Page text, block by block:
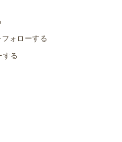
は難しい…というファミリ
っぴりプラスして楽しめる
験プログラム
ォローする
する